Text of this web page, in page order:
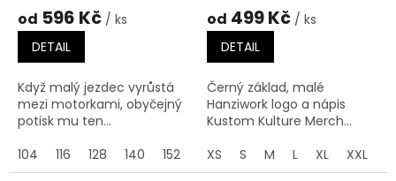
od 596 Kč / ks
DETAIL
Když malý jezdec vyrůstá
mezi motorkami, obyčejný
potisk mu ten...
104
116 128 140 152 164
od 499 Kč / ks
DETAIL
Černý základ, malé
Hanziwork logo a nápis
Kustom Kulture Merch...
XS
S M L XL XXL